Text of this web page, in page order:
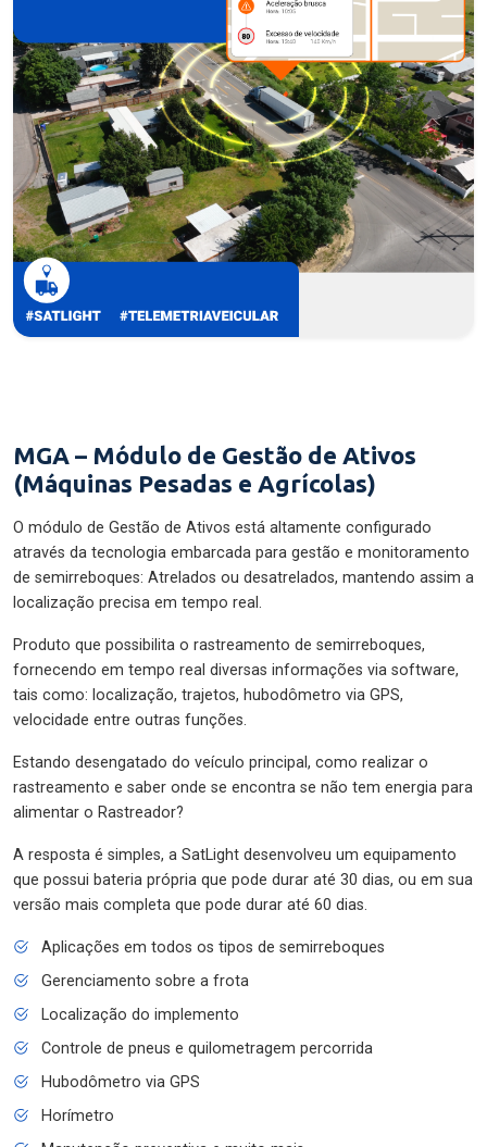
MGA – Módulo de Gestão de Ativos
(Máquinas Pesadas e Agrícolas)
O módulo de Gestão de Ativos está altamente configurado
através da tecnologia embarcada para gestão e monitoramento
de semirreboques: Atrelados ou desatrelados, mantendo assim a
localização precisa em tempo real.
Produto que possibilita o rastreamento de semirreboques,
fornecendo em tempo real diversas informações via software,
tais como: localização, trajetos, hubodômetro via GPS,
velocidade entre outras funções.
Estando desengatado do veículo principal, como realizar o
rastreamento e saber onde se encontra se não tem energia para
alimentar o Rastreador?
A resposta é simples, a SatLight desenvolveu um equipamento
que possui bateria própria que pode durar até 30 dias, ou em sua
versão mais completa que pode durar até 60 dias.
Aplicações em todos os tipos de semirreboques
Gerenciamento sobre a frota
Localização do implemento
Controle de pneus e quilometragem percorrida
Hubodômetro via GPS
Horímetro